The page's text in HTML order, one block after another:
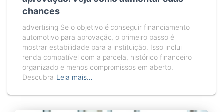
chances
advertising Se o objetivo é conseguir financiamento
automotivo para aprovação, o primeiro passo é
mostrar estabilidade para a instituição. Isso inclui
renda compatível com a parcela, histórico financeiro
organizado e menos compromissos em aberto.
Descubra Leia mais…